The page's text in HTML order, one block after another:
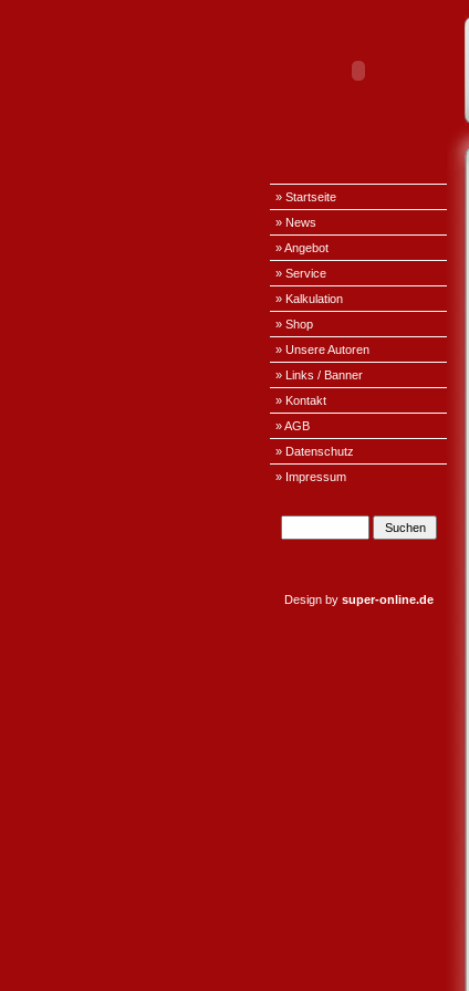
» Startseite
» News
» Angebot
» Service
» Kalkulation
» Shop
» Unsere Autoren
» Links / Banner
» Kontakt
» AGB
» Datenschutz
» Impressum
Design by super-online.de